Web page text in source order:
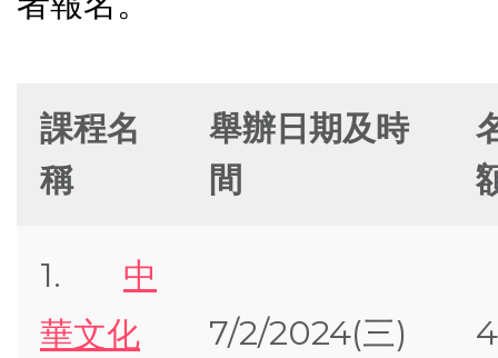
課程名
稱
舉辦日期及時
間
1. 中
華文化
7/2/2024(三)